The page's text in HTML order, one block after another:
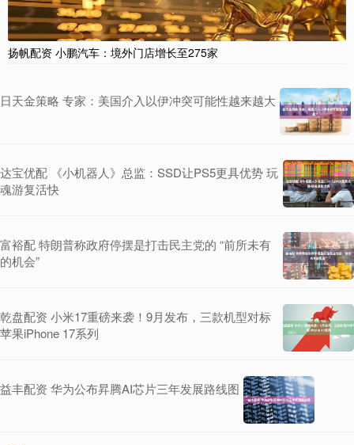
扬帆配资 小鹏汽车：境外门店增长至275家
日天金策略 专家：美国介入以伊冲突可能性越来越大
达宝优配 《小机器人》总监：SSD让PS5更具优势 玩
魂游复活快
富裕配 特朗普称政府停摆是打击民主党的 “前所未有
的机会”
乾盘配资 小米17重磅来袭！9月发布，三款机型对标
苹果iPhone 17系列
益丰配资 华为公布昇腾AI芯片三年发展路线图